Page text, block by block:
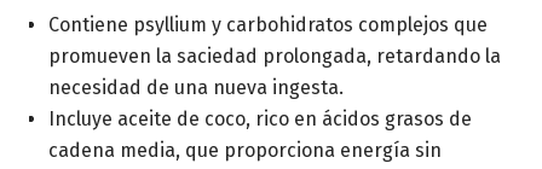
Contiene psyllium y carbohidratos complejos que
promueven la saciedad prolongada, retardando la
necesidad de una nueva ingesta.
Incluye aceite de coco, rico en ácidos grasos de
cadena media, que proporciona energía sin